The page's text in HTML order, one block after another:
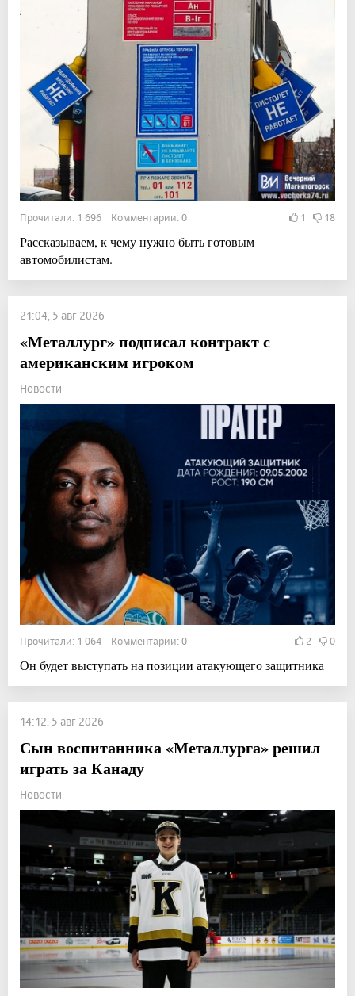
Прочитали: 1 696 Комментарии: 0 1 18
Рассказываем, к чему нужно быть готовым
автомобилистам.
21:04, 5 авг 2026
«Металлург» подписал контракт с
американским игроком
Новости
Прочитали: 1 064 Комментарии: 0 2 0
Он будет выступать на позиции атакующего защитника
14:12, 5 авг 2026
Сын воспитанника «Металлурга» решил
играть за Канаду
Новости